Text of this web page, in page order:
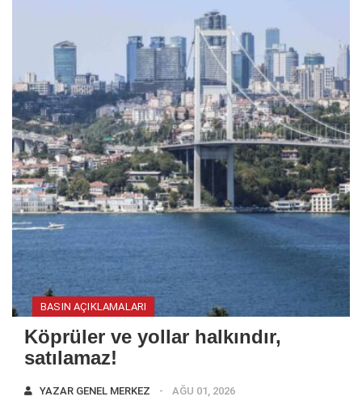
BASIN AÇIKLAMALARI
Köprüler ve yollar halkındır,
satılamaz!
YAZAR GENEL MERKEZ AĞU 01, 2026